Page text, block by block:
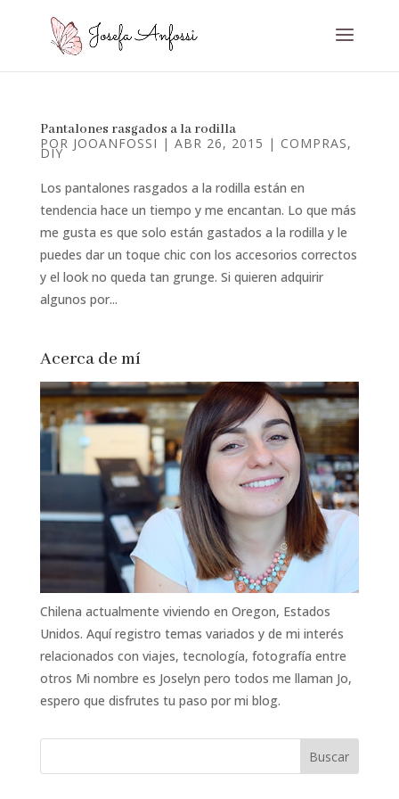
Pantalones rasgados a la rodilla
POR JOOANFOSSI | ABR 26, 2015 | COMPRAS,
DIY
Los pantalones rasgados a la rodilla están en
tendencia hace un tiempo y me encantan. Lo que más
me gusta es que solo están gastados a la rodilla y le
puedes dar un toque chic con los accesorios correctos
y el look no queda tan grunge. Si quieren adquirir
algunos por...
Acerca de mí
Chilena actualmente viviendo en Oregon, Estados
Unidos. Aquí registro temas variados y de mi interés
relacionados con viajes, tecnología, fotografía entre
otros Mi nombre es Joselyn pero todos me llaman Jo,
espero que disfrutes tu paso por mi blog.